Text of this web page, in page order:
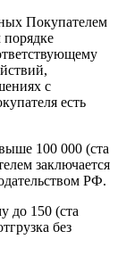
Покупателем
порядке
с
есть
100 000 (ста
заключается
РФ.
до 150 (ста
без